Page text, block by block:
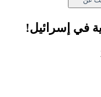
في إسرائيل!